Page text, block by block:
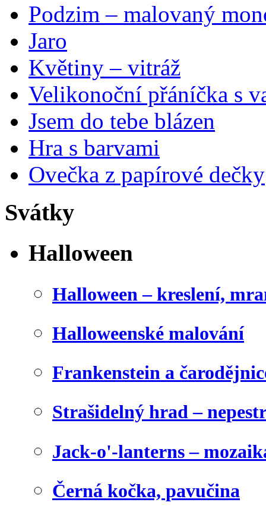
Podzim – malovaný
Jaro
Květiny – vitráž
Velikonoční přáníčka s
Jsem do tebe blázen
Hra s barvami
Ovečka z papírové dečky
Svátky
Halloween
Halloween – kreslení,
Halloweenské malování
Frankenstein a
Strašidelný hrad –
Jack-o'-lanterns –
Černá kočka, pavučina